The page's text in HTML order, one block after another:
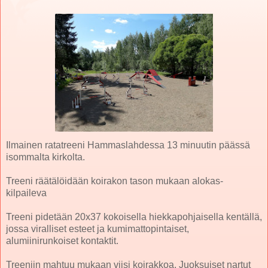
Ilmainen ratatreeni Hammaslahdessa 13 minuutin päässä
isommalta kirkolta.
Treeni räätälöidään koirakon tason mukaan alokas-
kilpaileva
Treeni pidetään 20x37 kokoisella hiekkapohjaisella kentällä,
jossa viralliset esteet ja kumimattopintaiset,
alumiinirunkoiset kontaktit.
Treeniin mahtuu mukaan viisi koirakkoa. Juoksuiset nartut